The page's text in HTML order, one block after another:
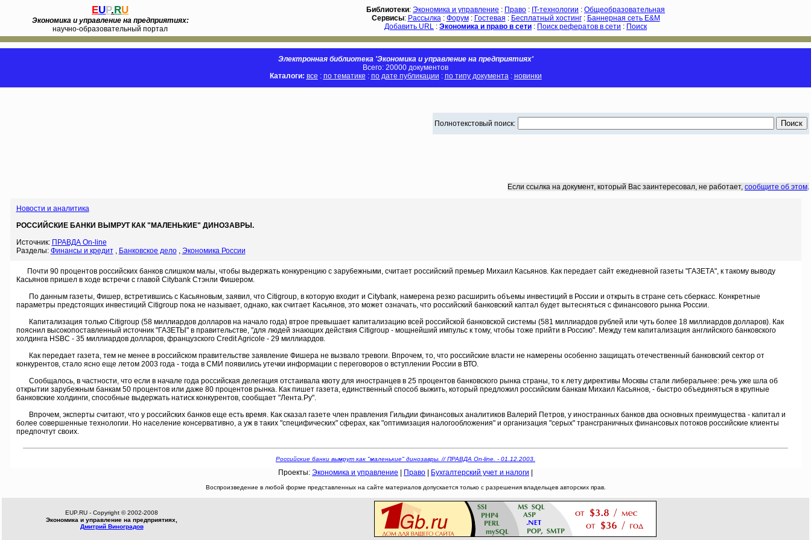
EUP.RU
Экономика и управление на предприятиях:
научно-образовательный портал
Библиотеки: Экономика и управление : Право : IT-технологии : Общеобразовательная
Сервисы: Рассылка: Форум: Гостевая : Бесплатный хостинг: Баннерная сеть E&M
Добавить URL : Экономика и право в сети : Поиск рефератов в сети : Поиск
Электронная библиотека 'Экономика и управление на предприятиях'
Всего: 20000 документов
Каталоги: все : по тематике : по дате публикации : по типу документа: новинки
Полнотекстовый поиск:
Если ссылка на документ, который Вас заинтересовал, не работает, сообщите об этом.
Новости и аналитика
РОССИЙСКИЕ БАНКИ ВЫМРУТ КАК "МАЛЕНЬКИЕ" ДИНОЗАВРЫ.
Источник: ПРАВДА On-line
Разделы: Финансы и кредит, Банковское дело, Экономика России
Почти 90 процентов российских банков слишком малы, чтобы выдержать конкуренцию с зарубежными, считает российский премьер Михаил Касьянов. Как передает сайт ежедневной газеты "ГАЗЕТА", к такому выводу
Касьянов пришел в ходе встречи с главой Citybank Стэнли Фишером.
По данным газеты, Фишер, встретившись с Касьяновым, заявил, что Citigroup, в которую входит и Citybank, намерена резко расширить объемы инвестиций в России и открыть в стране сеть сберкасс. Конкретные
параметры предстоящих инвестиций Citigroup пока не называет, однако, как считает Касьянов, это может означать, что российский банковский каптал будет вытесняться с финансового рынка России.
Капитализация только Citigroup (58 миллиардов долларов на начало года) втрое превышает капитализацию всей российской банковской системы (581 миллиардов рублей или чуть более 18 миллиардов долларов). Как
пояснил высокопоставленный источник "ГАЗЕТЫ" в правительстве, "для людей знающих действия Citigroup - мощнейший импульс к тому, чтобы тоже прийти в Россию". Между тем капитализация английского банковского
холдинга HSBC - 35 миллиардов долларов, французского Credit Agricole - 29 миллиардов.
Как передает газета, тем не менее в российском правительстве заявление Фишера не вызвало тревоги. Впрочем, то, что российские власти не намерены особенно защищать отечественный банковский сектор от
конкурентов, стало ясно еще летом 2003 года - тогда в СМИ появились утечки информации с переговоров о вступлении России в ВТО.
Сообщалось, в частности, что если в начале года российская делегация отстаивала квоту для иностранцев в 25 процентов банковского рынка страны, то к лету директивы Москвы стали либеральнее: речь уже шла об
открытии зарубежным банкам 50 процентов или даже 80 процентов рынка. Как пишет газета, единственный способ выжить, который предложил российским банкам Михаил Касьянов, - быстро объединяться в крупные
банковские холдинги, способные выдержать натиск конкурентов, сообщает "Лента.Ру".
Впрочем, эксперты считают, что у российских банков еще есть время. Как сказал газете член правления Гильдии финансовых аналитиков Валерий Петров, у иностранных банков два основных преимущества - капитал и
более совершенные технологии. Но население консервативно, а уж в таких "специфических" сферах, как "оптимизация налогообложения" и организация "серых" трансграничных финансовых потоков российские клиенты
предпочтут своих.
Российские банки вымрут как "маленькие" динозавры. // ПРАВДА On-line. - 01.12.2003.
Проекты: Экономика и управление Право Бухгалтерский учет и налоги
Воспроизведение в любой форме представленных на сайте материалов допускается только с разрешения владельцев авторских прав.
EUP.RU - Copyright © 2002-2008
Экономика и управление на предприятиях,
Дмитрий Виноградов